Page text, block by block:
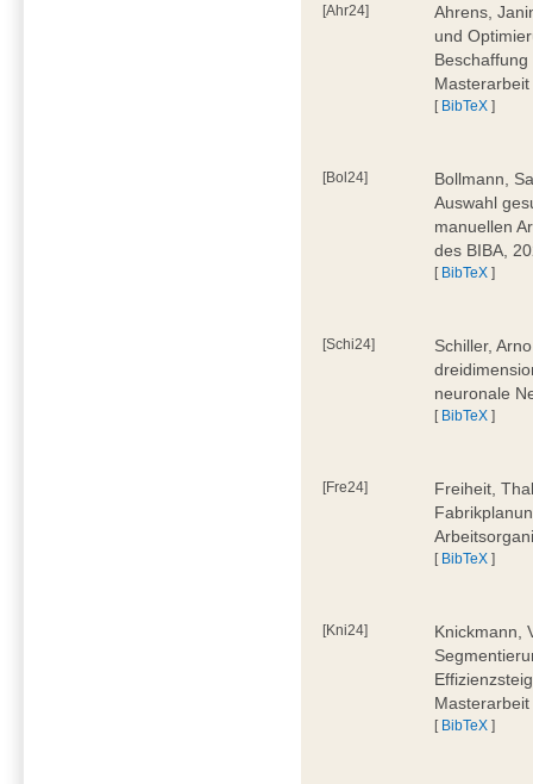
[Ahr24]
Ahrens,
und
[ BibTeX ]
[Bol24]
Bollmann,
Auswahl
manuellen
des BIBA,
[ BibTeX ]
[Schi24]
Schiller,
neuronale
[ BibTeX ]
[Fre24]
Freiheit,
[ BibTeX ]
[Kni24]
Knickmann,
[ BibTeX ]